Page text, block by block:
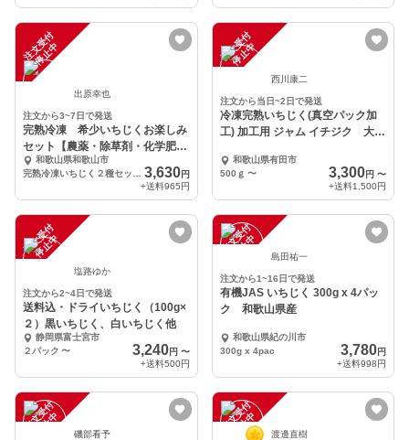
注
文
受
付
停
止
中
出原幸也
注文から3~7日で発送
完熟冷凍 希少いちじくお楽しみ
セット【農薬・除草剤・化学肥
料・添加物不使用】
和歌山県和歌山市
3,630円
+送料965円
注
文
受
付
停
止
中
西川康二
注文から当日~2日で発送
冷凍完熟いちじく(真空パック加
工) 加工用 ジャム イチジク 大
和歌山県有田市
500ｇ 〜 3,300円 〜
+送料1,500円
注
文
受
付
停
止
中
塩路ゆか
注文から2~4日で発送
送料込・ドライいちじく（100g×
２）黒いちじく、白いちじく他
静岡県富士宮市
２パック 〜 3,240円 〜
+送料500円
注
文
受
付
停
止
中 島田祐一
注文から1~16日で発送
有機JAS いちじく 300g x 4パッ
ク 和歌山県産
和歌山県紀の川市
300g x 4pac
3,780円
+送料998円
注
文
受
付
停
止
中 磯部看予
注
文
受
付
停
止
中 渡邊直樹